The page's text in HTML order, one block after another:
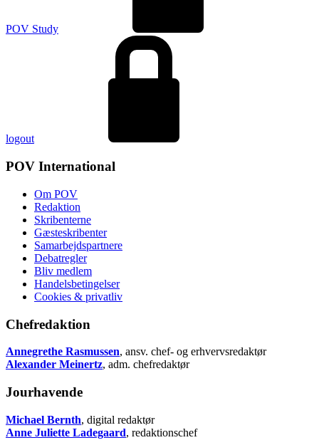
POV Study
logout
POV International
Om POV
Redaktion
Skribenterne
Gæsteskribenter
Samarbejdspartnere
Debatregler
Bliv medlem
Handelsbetingelser
Cookies & privatliv
Chefredaktion
Annegrethe Rasmussen, ansv. chef- og erhvervsredaktør
Alexander Meinertz, adm. chefredaktør
Jourhavende
Michael Bernth, digital redaktør
Anne Juliette Ladegaard, redaktionschef